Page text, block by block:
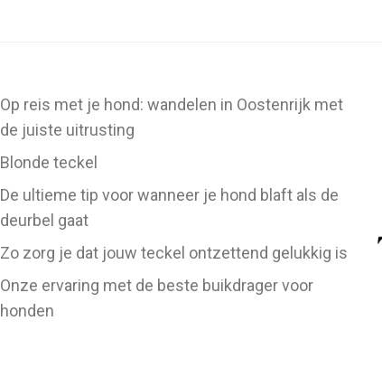
Op reis met je hond: wandelen in Oostenrijk met
de juiste uitrusting
Blonde teckel
De ultieme tip voor wanneer je hond blaft als de
deurbel gaat
Zo zorg je dat jouw teckel ontzettend gelukkig is
Onze ervaring met de beste buikdrager voor
honden